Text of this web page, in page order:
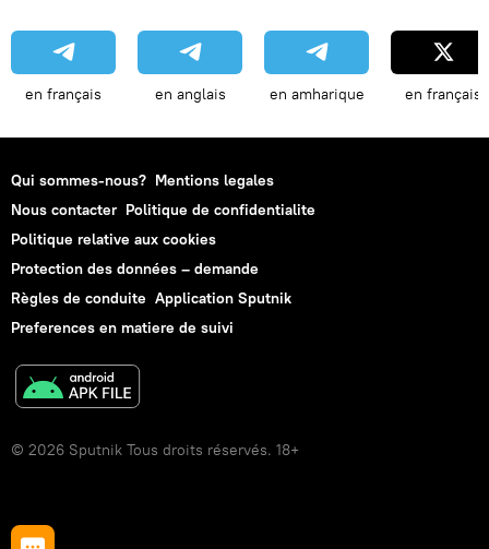
en français en anglais en amharique en français
Qui sommes-nous? Mentions legales
Nous contacter Politique de confidentialite
Politique relative aux cookies
Protection des données – demande
Règles de conduite Application Sputnik
Preferences en matiere de suivi
© 2026 Sputnik Tous droits réservés. 18+